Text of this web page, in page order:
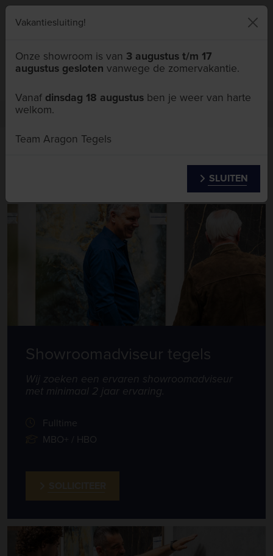
Over ons
Showroomadviseur tegels
Wij zoeken een ervaren showroomadviseur
met minimaal 2 jaar ervaring.
Fulltime
MBO+ / HBO
Vakantiesluiting!
Onze showroom is van 3 augustus t/m 17
augustus gesloten vanwege de zomervakantie.
Vanaf dinsdag 18 augustus ben je weer van harte
welkom.
Team Aragon Tegels
SLUITEN